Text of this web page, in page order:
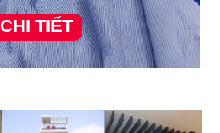
CHI TIẾT